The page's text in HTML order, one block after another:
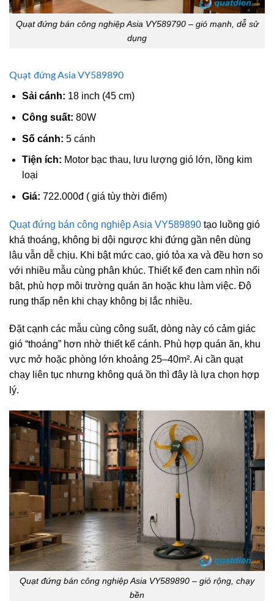
Quạt đứng bán công nghiệp Asia VY589790 – gió mạnh, dễ sử
dụng
Quạt đứng Asia VY589890
Sải cánh: 18 inch (45 cm)
Công suất: 80W
Số cánh: 5 cánh
Tiện ích: Motor bạc thau, lưu lượng gió lớn, lồng kim
loại
Giá: 722.000đ ( giá tùy thời điểm)
Quạt đứng bán công nghiệp Asia VY589890 tạo luồng gió
khá thoáng, không bị dội ngược khi đứng gần nên dùng
lâu vẫn dễ chịu. Khi bật mức cao, gió tỏa xa và đều hơn so
với nhiều mẫu cùng phân khúc. Thiết kế đen cam nhìn nổi
bật, phù hợp môi trường quán ăn hoặc khu làm việc. Độ
rung thấp nên khi chạy không bị lắc nhiều.
Đặt cạnh các mẫu cùng công suất, dòng này có cảm giác
gió “thoáng” hơn nhờ thiết kế cánh. Phù hợp quán ăn, khu
vực mở hoặc phòng lớn khoảng 25–40m². Ai cần quạt
chạy liên tục nhưng không quá ồn thì đây là lựa chọn hợp
lý.
Quạt đứng bán công nghiệp Asia VY589890 – gió rộng, chạy
bền